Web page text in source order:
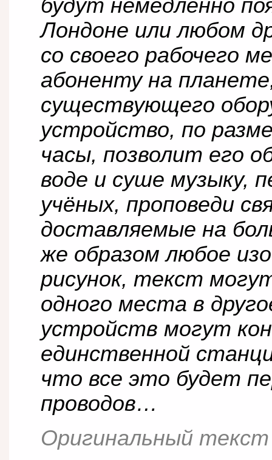
будут немедленно
Лондоне или любом
со своего рабочего
абоненту на
существующего
устройство, по
часы, позволит его
воде и суше музыку,
учёных, проповеди
доставляемые на
же образом любое
рисунок, текст
одного места в
устройств могут
единственной
что все это будет
проводов…
Оригинальный текст